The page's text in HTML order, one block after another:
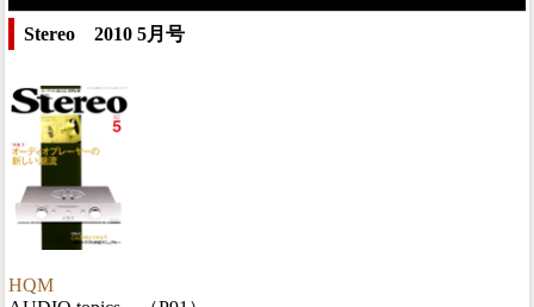
Stereo 2010 5月号
HQM